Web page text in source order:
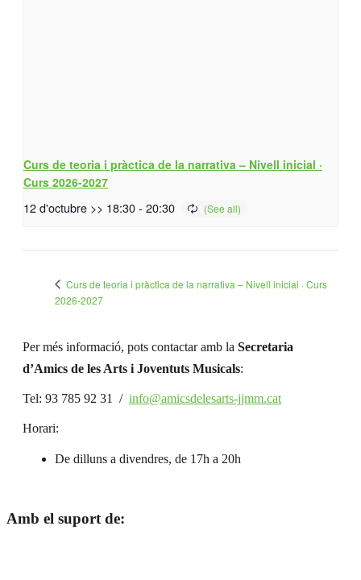
Curs de teoria i pràctica de la narrativa – Nivell inicial ·
Curs 2026-2027
12 d'octubre >> 18:30- 20:30
Curs de teoria i pràctica de la narrativa – Nivell inicial · Curs
2026-2027
Per més informació, pots contactar amb la Secretaria
d’Amics de les Arts i Joventuts Musicals:
Tel: 93 785 92 31 / info@amicsdelesarts-jjmm.cat
Horari:
De dilluns a divendres, de 17h a 20h
Amb el suport de: